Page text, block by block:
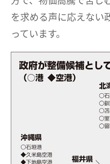
を求める声に応えない
っています。